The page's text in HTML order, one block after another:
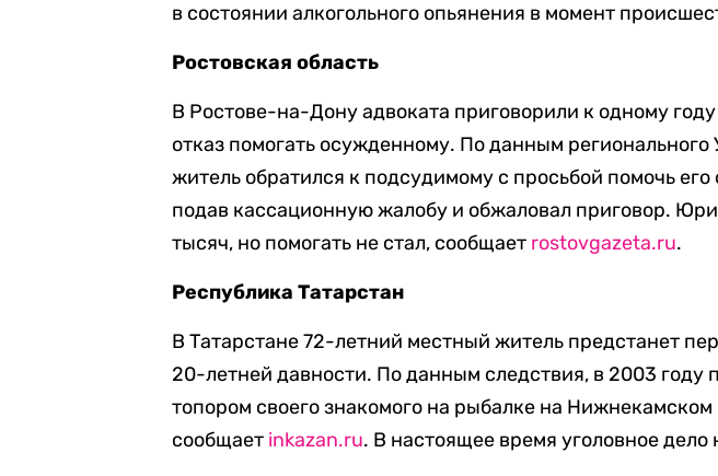
в состоянии алкогольного опьянения в момент
Ростовская область
В Ростове-на-Дону адвоката приговорили к одному
отказ помогать осужденному. По данным
житель обратился к подсудимому с просьбой помочь
подав кассационную жалобу и обжаловал приговор.
тысяч, но помогать не стал, сообщает rostovgazeta.ru.
Республика Татарстан
В Татарстане 72-летний местный житель предстанет
20-летней давности. По данным следствия, в 2003 году
топором своего знакомого на рыбалке на
сообщает inkazan.ru. В настоящее время уголовное дело